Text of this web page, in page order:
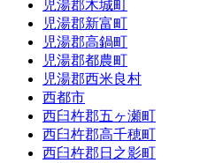
児湯郡木城町
児湯郡新富町
児湯郡高鍋町
児湯郡都農町
児湯郡西米良村
西都市
西臼杵郡五ヶ瀬町
西臼杵郡高千穂町
西臼杵郡日之影町